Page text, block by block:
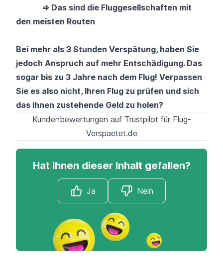
⇒ Das sind die Fluggesellschaften mit
den meisten Routen
Bei mehr als 3 Stunden Verspätung, haben Sie
jedoch Anspruch auf mehr Entschädigung.Das
sogar bis zu 3 Jahre nach dem Flug! Verpassen
Sie es also nicht, Ihren Flug zu prüfen und sich
das Ihnen zustehende Geld zu holen?
Kundenbewertungen auf Trustpilot für Flug-
Verspaetet.de
Hat Ihnen dieser Inhalt gefallen?
Ja Nein